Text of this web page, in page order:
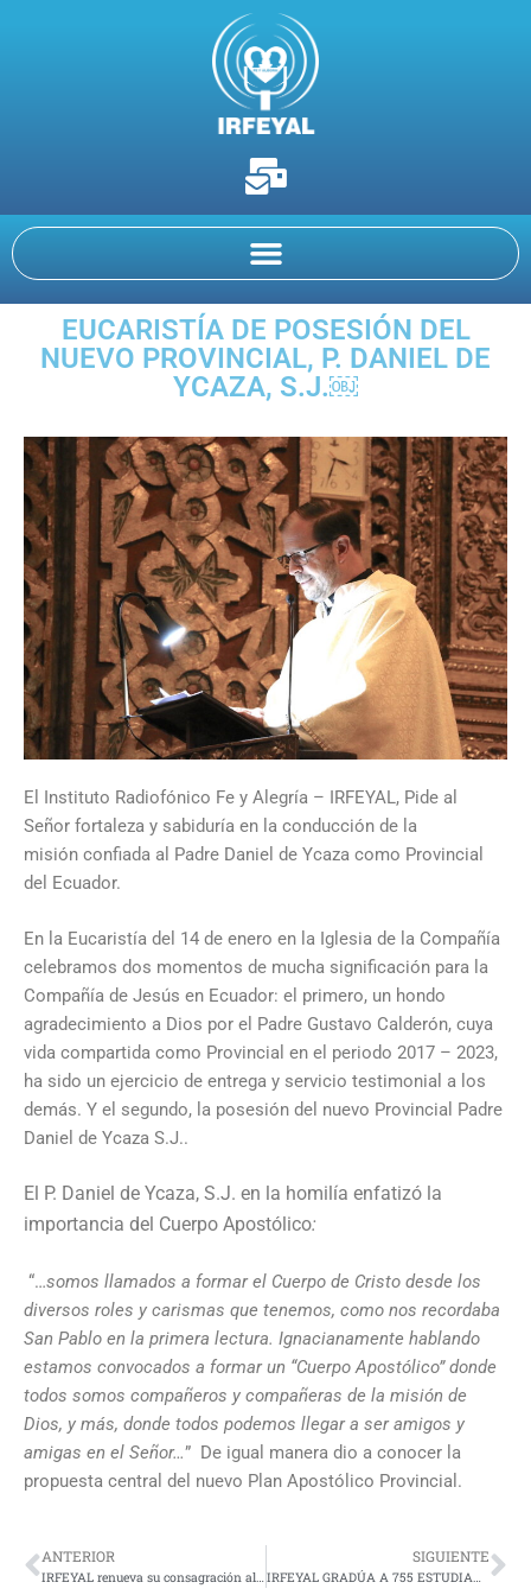
EUCARISTÍA DE POSESIÓN DEL
NUEVO PROVINCIAL, P. DANIEL DE
YCAZA, S.J.￼
El Instituto Radiofónico Fe y Alegría – IRFEYAL, Pide al
Señor fortaleza y sabiduría en la conducción de la
misión confiada al Padre Daniel de Ycaza como Provincial
del Ecuador.
En la Eucaristía del 14 de enero en la Iglesia de la Compañía
celebramos dos momentos de mucha significación para la
Compañía de Jesús en Ecuador: el primero, un hondo
agradecimiento a Dios por el Padre Gustavo Calderón, cuya
vida compartida como Provincial en el periodo 2017 – 2023,
ha sido un ejercicio de entrega y servicio testimonial a los
demás. Y el segundo, la posesión del nuevo Provincial Padre
Daniel de Ycaza S.J..
El P. Daniel de Ycaza, S.J. en la homilía enfatizó la
importancia del Cuerpo Apostólico:
“…somos llamados a formar el Cuerpo de Cristo desde los
diversos roles y carismas que tenemos, como nos recordaba
San Pablo en la primera lectura. Ignacianamente hablando
estamos convocados a formar un “Cuerpo Apostólico” donde
todos somos compañeros y compañeras de la misión de
Dios, y más, donde todos podemos llegar a ser amigos y
amigas en el Señor…” De igual manera dio a conocer la
propuesta central del nuevo Plan Apostólico Provincial.
ANTERIOR
IRFEYAL renueva su consagración al Sagrado Corazón de Jesús.
SIGUIENTE
IRFEYAL GRADÚA A 755 ESTUDIANTES DEL REGIMEN COSTA DURANTE AÑO LECTIVO 2022-2023